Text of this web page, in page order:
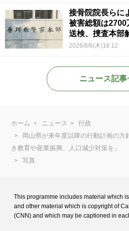
接骨院院長らに
被害総額は
送検、捜査本部
2026/8/6(木)18:12
ニュース記事
ホーム ニュース
行政
岡山県が来年度以降の行動計画の
き教育や産業振興、人口減少対策を」
写真
This programme includes material which
and other material which is copyright of
(CNN) and which may be captioned in